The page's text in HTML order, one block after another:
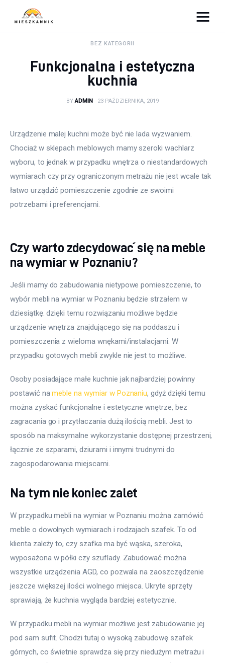
Sypialnia
Salon
Ogród
Salon
BEZ KATEGORII
Funkcjonalna i estetyczna
kuchnia
BY ADMIN 23 PAŹDZIERNIKA, 2019
Urządzenie malej kuchni może być nie lada wyzwaniem.
Chociaż w sklepach meblowych mamy szeroki wachlarz
wyboru, to jednak w przypadku wnętrza o niestandardowych
wymiarach czy przy ograniczonym metrażu nie jest wcale tak
łatwo urządzić pomieszczenie zgodnie ze swoimi
potrzebami i preferencjami.
Czy warto zdecydować się na meble
na wymiar w Poznaniu?
Jeśli mamy do zabudowania nietypowe pomieszczenie, to
wybór mebli na wymiar w Poznaniu będzie strzałem w
dziesiątkę. dzięki temu rozwiązaniu możliwe będzie
urządzenie wnętrza znajdującego się na poddaszu i
pomieszczenia z wieloma wnękami/instalacjami. W
przypadku gotowych mebli zwykle nie jest to możliwe.
Osoby posiadające małe kuchnie jak najbardziej powinny
postawić na meble na wymiar w Poznaniu, gdyż dzięki temu
można zyskać funkcjonalne i estetyczne wnętrze, bez
zagracania go i przytłaczania dużą ilością mebli. Jest to
sposób na maksymalne wykorzystanie dostępnej przestrzeni,
łącznie ze szparami, dziurami i innymi trudnymi do
zagospodarowania miejscami.
Na tym nie koniec zalet
W przypadku mebli na wymiar w Poznaniu można zamówić
meble o dowolnych wymiarach i rodzajach szafek. To od
klienta zależy to, czy szafka ma być wąska, szeroka,
wyposażona w półki czy szuflady. Zabudować można
wszystkie urządzenia AGD, co pozwala na zaoszczędzenie
jeszcze większej ilości wolnego miejsca. Ukryte sprzęty
sprawiają, że kuchnia wygląda bardziej estetycznie.
W przypadku mebli na wymiar możliwe jest zabudowanie jej
pod sam sufit. Chodzi tutaj o wysoką zabudowę szafek
górnych, co świetnie sprawdza się przy niedużym metrażu i